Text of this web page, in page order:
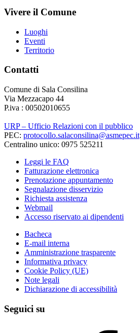
Vivere il Comune
Luoghi
Eventi
Territorio
Contatti
Comune di Sala Consilina
Via Mezzacapo 44
P.iva : 00502010655
URP – Ufficio Relazioni con il pubblico
PEC: protocollo.salaconsilina@asmepec.it
Centralino unico: 0975 525211
Leggi le FAQ
Fatturazione elettronica
Prenotazione appuntamento
Segnalazione disservizio
Richiesta assistenza
Webmail
Accesso riservato ai dipendenti
Bacheca
E-mail interna
Amministrazione trasparente
Informativa privacy
Cookie Policy (UE)
Note legali
Dichiarazione di accessibilità
Seguici su